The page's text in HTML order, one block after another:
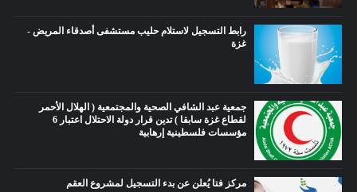
رابط التسجيل لاستلام حليب مستشفى أصدقاء المريض -
غزة
جمعية عبد الشافي الصحية والمجتمعية ( الهلال الأحمر
لقطاع غزة سابقا ) تدين قرار دولة الاحتلال اعتبار 6
مؤسسات فلسطينية إرهابية
مركز فتا يُعلن عن بدء التسجيل لمشروع العقم